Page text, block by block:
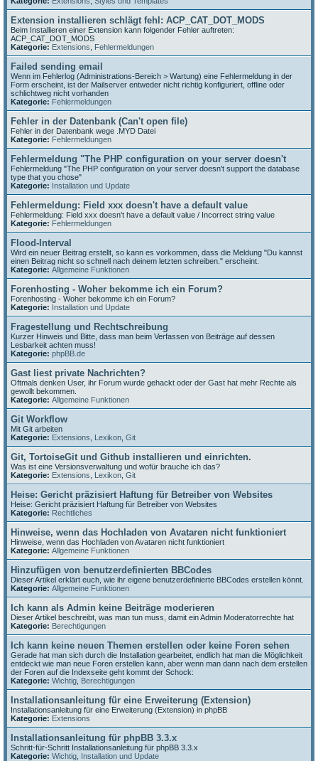
Extension installieren schlägt fehl: ACP_CAT_DOT_MODS
Beim Installieren einer Extension kann folgender Fehler auftreten:
ACP_CAT_DOT_MODS
Kategorie: Extensions Fehlermeldungen
Failed sending email
Wenn im Fehlerlog (Administrations-Bereich > Wartung) eine Fehlermeldung in der
Form erscheint, ist der Mailserver entweder nicht richtig konfiguriert, offline oder
schlichtweg nicht vorhanden
Kategorie: Fehlermeldungen
Fehler in der Datenbank (Can't open file)
Fehler in der Datenbank wege .MYD Datei
Kategorie: Fehlermeldungen
Fehlermeldung "The PHP configuration on your server doesn't
Fehlermeldung "The PHP configuration on your server doesn't support the database
type that you chose"
Kategorie: Installation und Update
Fehlermeldung: Field xxx doesn't have a default value
Fehlermeldung: Field xxx doesn't have a default value / Incorrect string value
Kategorie: Fehlermeldungen
Flood-Interval
Wird ein neuer Beitrag erstellt, so kann es vorkommen, dass die Meldung "Du kannst
einen Beitrag nicht so schnell nach deinem letzten schreiben." erscheint.
Kategorie: Allgemeine Funktionen
Forenhosting - Woher bekomme ich ein Forum?
Forenhosting - Woher bekomme ich ein Forum?
Kategorie: Installation und Update
Fragestellung und Rechtschreibung
Kurzer Hinweis und Bitte, dass man beim Verfassen von Beiträge auf dessen
Lesbarkeit achten muss!
Kategorie: phpBB.de
Gast liest private Nachrichten?
Oftmals denken User, ihr Forum wurde gehackt oder der Gast hat mehr Rechte als
gewollt bekommen.
Kategorie: Allgemeine Funktionen
Git Workflow
Mit Git arbeiten
Kategorie: Extensions Lexikon Git
Git, TortoiseGit und Github installieren und einrichten.
Was ist eine Versionsverwaltung und wofür brauche ich das?
Kategorie: Extensions Lexikon Git
Heise: Gericht präzisiert Haftung für Betreiber von Websites
Heise: Gericht präzisiert Haftung für Betreiber von Websites
Kategorie: Rechtliches
Hinweise, wenn das Hochladen von Avataren nicht funktioniert
Hinweise, wenn das Hochladen von Avataren nicht funktioniert
Kategorie: Allgemeine Funktionen
Hinzufügen von benutzerdefinierten BBCodes
Dieser Artikel erklärt euch, wie ihr eigene benutzerdefinierte BBCodes erstellen könnt.
Kategorie: Allgemeine Funktionen
Ich kann als Admin keine Beiträge moderieren
Dieser Artikel beschreibt, was man tun muss, damit ein Admin Moderatorrechte hat
Kategorie: Berechtigungen
Ich kann keine neuen Themen erstellen oder keine Foren sehen
Gerade hat man sich durch die Installation gearbeitet, endlich hat man die Möglichkeit
entdeckt wie man neue Foren erstellen kann, aber wenn man dann nach dem erstellen
der Foren auf die Indexseite geht kommt der Schock:
Kategorie: Wichtig Berechtigungen
Installationsanleitung für eine Erweiterung (Extension)
Installationsanleitung für eine Erweiterung (Extension) in phpBB
Kategorie: Extensions
Installationsanleitung für phpBB 3.3.x
Schritt-für-Schritt Installationsanleitung für phpBB 3.3.x
Kategorie: Wichtig Installation und Update